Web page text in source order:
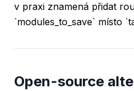
v praxi znamená přidat
`modules_to_save` místo
Open-source